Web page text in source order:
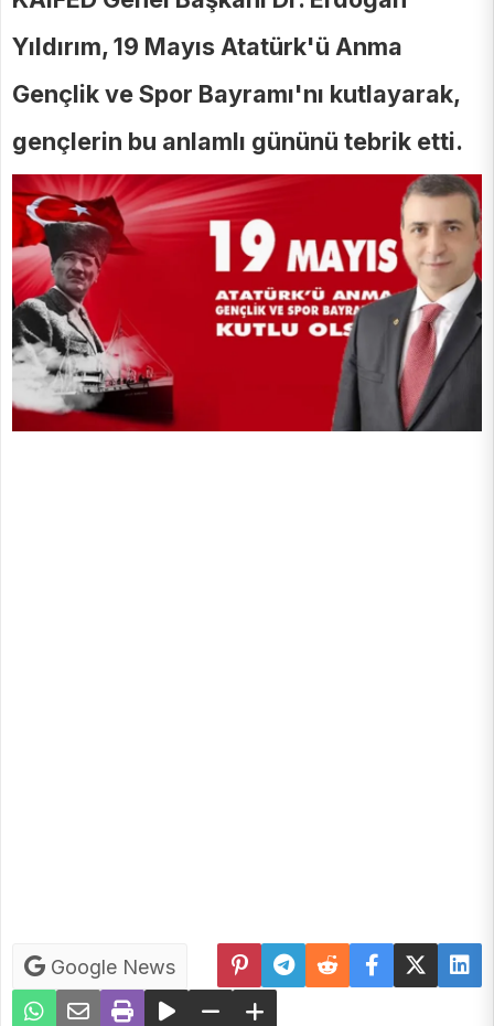
Yıldırım, 19 Mayıs Atatürk'ü Anma
Gençlik ve Spor Bayramı'nı kutlayarak,
gençlerin bu anlamlı gününü tebrik etti.
Google News